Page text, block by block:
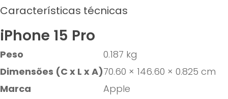
Características técnicas
iPhone 15 Pro
Peso
0.187 kg
Dimensões (C x L x A)70.60 × 146.60 × 0.825 cm
Marca
Apple